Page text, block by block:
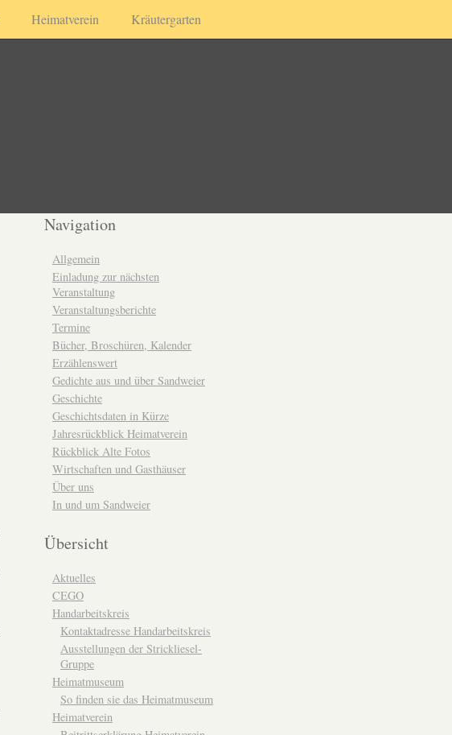
Heimatverein Kräutergarten
Navigation
Allgemein
Einladung zur nächsten
Veranstaltung
Veranstaltungsberichte
Termine
Bücher, Broschüren, Kalender
Erzählenswert
Gedichte aus und über Sandweier
Geschichte
Geschichtsdaten in Kürze
Jahresrückblick Heimatverein
Rückblick Alte Fotos
Wirtschaften und Gasthäuser
Über uns
In und um Sandweier
Übersicht
Aktuelles
CEGO
Handarbeitskreis
Kontaktadresse Handarbeitskreis
Ausstellungen der Strickliesel-
Gruppe
Heimatmuseum
So finden sie das Heimatmuseum
Heimatverein